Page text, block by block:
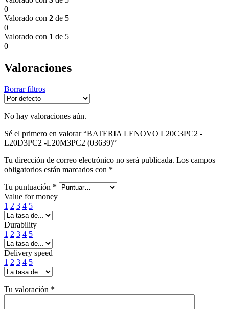
0
Valorado con 2 de 5
0
Valorado con 1 de 5
0
Valoraciones
Borrar filtros
No hay valoraciones aún.
Sé el primero en valorar “BATERIA LENOVO L20C3PC2 -
L20D3PC2 -L20M3PC2 (03639)”
Tu dirección de correo electrónico no será publicada. Los campos
obligatorios están marcados con *
Tu puntuación *
Value for money
1 2 3 4 5
Durability
1 2 3 4 5
Delivery speed
1 2 3 4 5
Tu valoración *